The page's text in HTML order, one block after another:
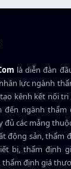
là diễn đàn
lực ngành
kênh kết nối tri
đến ngành thẩm
đủ các mảng
động sản, thẩm
bị, thẩm định
định giá